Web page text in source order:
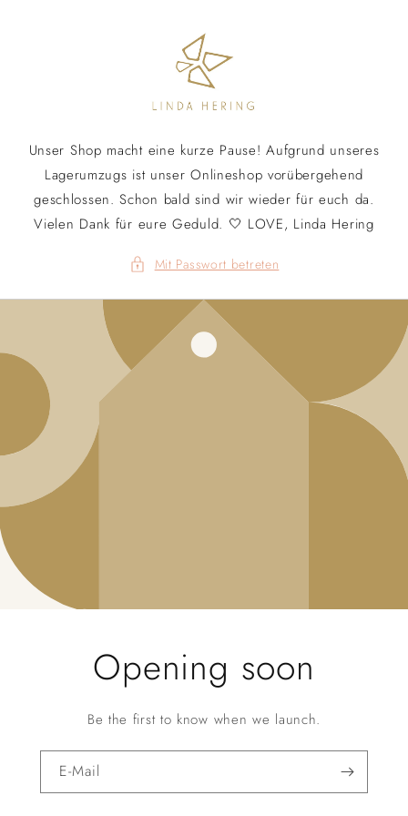
Unser Shop macht eine kurze Pause! Aufgrund unseres
Lagerumzugs ist unser Onlineshop vorübergehend
geschlossen. Schon bald sind wir wieder für euch da.
Vielen Dank für eure Geduld. 🤍 LOVE, Linda Hering
Mit Passwort betreten
Opening soon
Be the first to know when we launch.
E-Mail